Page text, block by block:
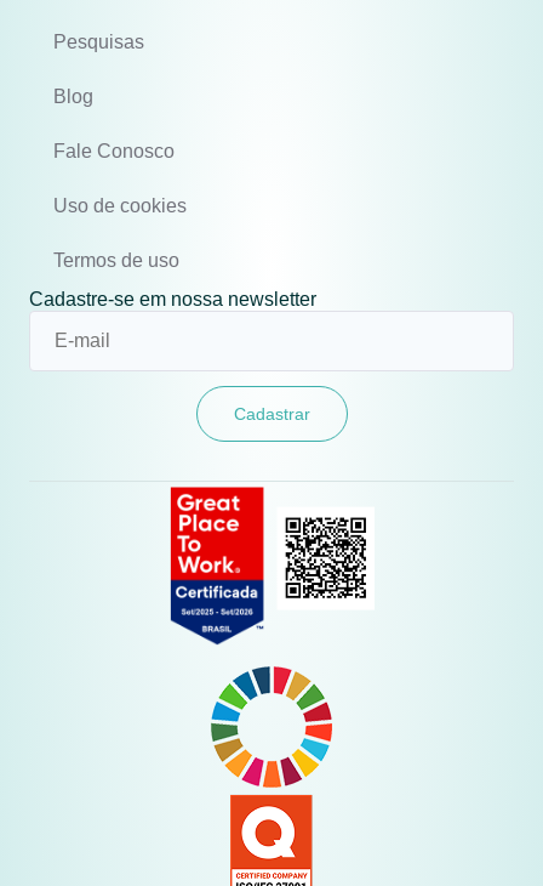
Pesquisas
Blog
Fale Conosco
Uso de cookies
Termos de uso
Cadastre-se em nossa newsletter
Cadastrar